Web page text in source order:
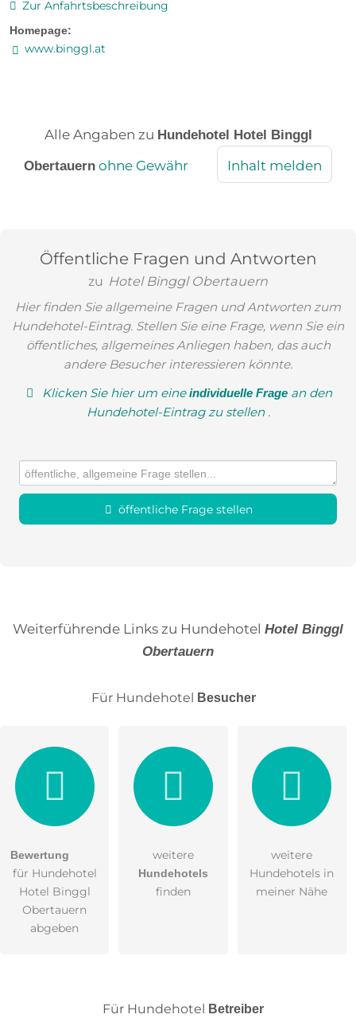
Zur Anfahrtsbeschreibung
Homepage:
www.binggl.at
Alle Angaben zu Hundehotel Hotel Binggl
Obertauern ohne Gewähr Inhalt melden
Öffentliche Fragen und Antworten
zu Hotel Binggl Obertauern
Hier finden Sie allgemeine Fragen und Antworten zum
Hundehotel-Eintrag. Stellen Sie eine Frage, wenn Sie ein
öffentliches, allgemeines Anliegen haben, das auch
andere Besucher interessieren könnte.
Klicken Sie hier um eineindividuelle Frage an den
Hundehotel-Eintrag zu stellen .
öffentliche Frage stellen
DieDatenschutzerklärunghabe ich zur Kenntnis
genommen.
öffentliche Frage stellen
Klicken Sie hier um eine
individuelle Frage
Weiterführende Links zu Hundehotel Hotel Binggl
Obertauern
Für Hundehotel Besucher
Bewertung
für Hundehotel
Hotel Binggl
Obertauern
abgeben
weitere
Hundehotels
finden
weitere
Hundehotels in
meiner Nähe
Für Hundehotel Betreiber